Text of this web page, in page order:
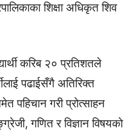
शिक्षा अधिकृत शिव
करिब २० प्रतिशतले
पढाईसँगै अतिरिक्त
पहिचान गरी प्रोत्साहन
गणित र विज्ञान विषयको